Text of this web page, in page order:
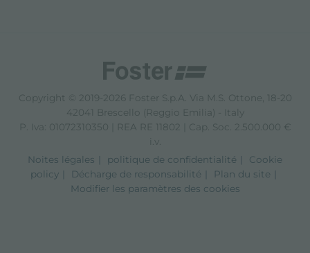
Copyright © 2019-2026 Foster S.p.A. Via M.S. Ottone, 18-20
42041 Brescello (Reggio Emilia) - Italy
P. Iva: 01072310350 | REA RE 11802 | Cap. Soc. 2.500.000 €
i.v.
Noites légales
politique de confidentialité
Cookie
policy
Décharge de responsabilité
Plan du site
Modifier les paramètres des cookies